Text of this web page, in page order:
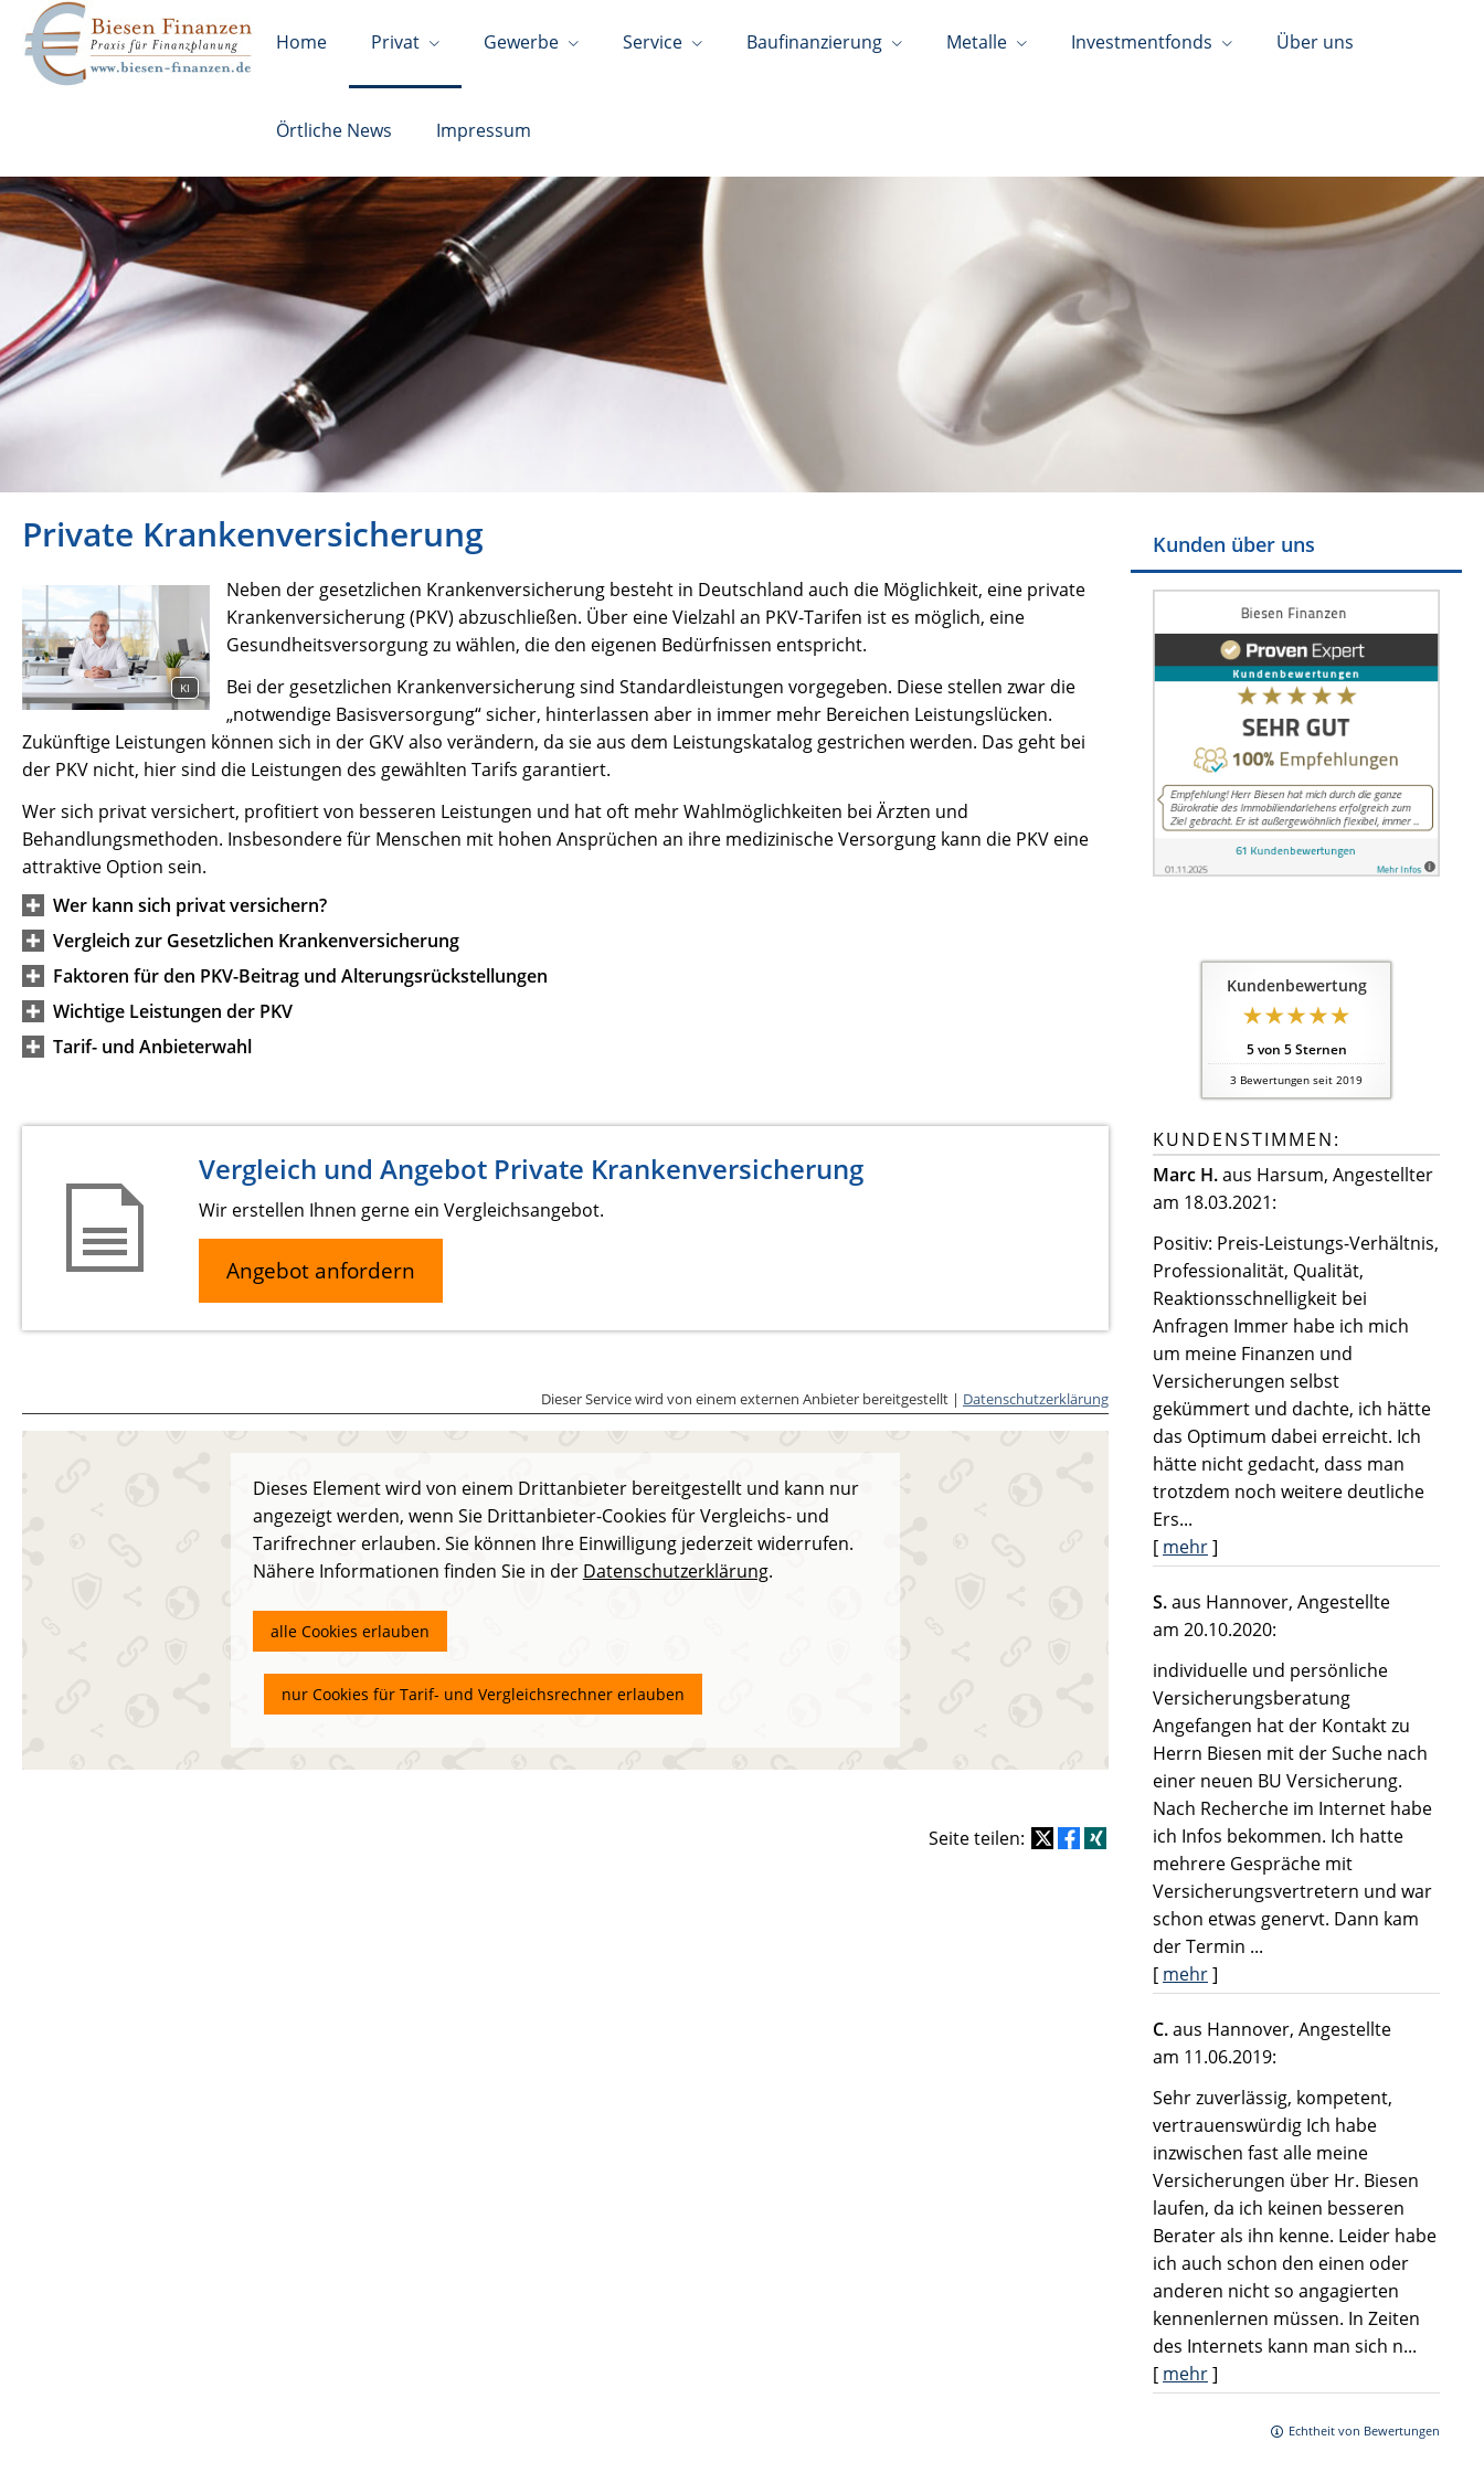
Home Privat Gewerbe Service Baufinanzierung Metalle Investmentfonds Über uns
Örtliche News Impressum
Kunden über uns
Kundenbewertung
5von 5Sternen
3 Bewertungen seit 2019
KUNDENSTIMMEN:
Marc H.aus Harsum, Angestellter
am 18.03.2021:
Positiv: Preis-Leistungs-Verhältnis,
Professionalität, Qualität,
Reaktionsschnelligkeit bei
Anfragen Immer habe ich mich
um meine Finanzen und
Versicherungen selbst
gekümmert und dachte, ich hätte
das Optimum dabei erreicht. Ich
hätte nicht gedacht, dass man
trotzdem noch weitere deutliche
Ers...
[ mehr]
S.aus Hannover, Angestellte
am 20.10.2020:
individuelle und persönliche
Versicherungsberatung
Angefangen hat der Kontakt zu
Herrn Biesen mit der Suche nach
einer neuen BU Versicherung.
Nach Recherche im Internet habe
ich Infos bekommen. Ich hatte
mehrere Gespräche mit
Versicherungsvertretern und war
schon etwas genervt. Dann kam
der Termin ...
[ mehr]
C.aus Hannover, Angestellte
am 11.06.2019:
Sehr zuverlässig, kompetent,
vertrauenswürdig Ich habe
inzwischen fast alle meine
Versicherungen über Hr. Biesen
laufen, da ich keinen besseren
Berater als ihn kenne. Leider habe
ich auch schon den einen oder
anderen nicht so angagierten
kennenlernen müssen. In Zeiten
des Internets kann man sich n...
[ mehr]
Echtheit von Bewertungen
Private Krankenversicherung
KI
Neben der gesetzlichen Krankenversicherung besteht in Deutschland auch die Möglichkeit, eine private
Krankenversicherung (PKV) abzuschließen. Über eine Vielzahl an PKV-Tarifen ist es möglich, eine
Gesundheitsversorgung zu wählen, die den eigenen Bedürfnissen entspricht.
Bei der gesetzlichen Krankenversicherung sind Standardleistungen vorgegeben. Diese stellen zwar die
„notwendige Basisversorgung“ sicher, hinterlassen aber in immer mehr Bereichen Leistungslücken.
Zukünftige Leistungen können sich in der GKV also verändern, da sie aus dem Leistungskatalog gestrichen werden. Das geht bei
der PKV nicht, hier sind die Leistungen des gewählten Tarifs garantiert.
Wer sich privat versichert, profitiert von besseren Leistungen und hat oft mehr Wahlmöglichkeiten bei Ärzten und
Behandlungsmethoden. Insbesondere für Menschen mit hohen Ansprüchen an ihre medizinische Versorgung kann die PKV eine
attraktive Option sein.
Wer kann sich privat versichern?
Vergleich zur Gesetzlichen Krankenversicherung
Faktoren für den PKV-Beitrag und Alterungsrückstellungen
Wichtige Leistungen der PKV
Tarif- und Anbieterwahl
Vergleich und Angebot Private Krankenversicherung
Wir erstellen Ihnen gerne ein Vergleichsangebot.
Angebot anfordern
Dieser Service wird von einem externen Anbieter bereitgestellt | Datenschutzerklärung
Dieses Element wird von einem Drittanbieter bereitgestellt und kann nur
angezeigt werden, wenn Sie Drittanbieter-Cookies für Vergleichs- und
Tarifrechner erlauben. Sie können Ihre Einwilligung jederzeit widerrufen.
Nähere Informationen finden Sie in der Datenschutzerklärung.
alle Cookies erlauben
nur Cookies für Tarif- und Vergleichsrechner erlauben
Seite teilen: